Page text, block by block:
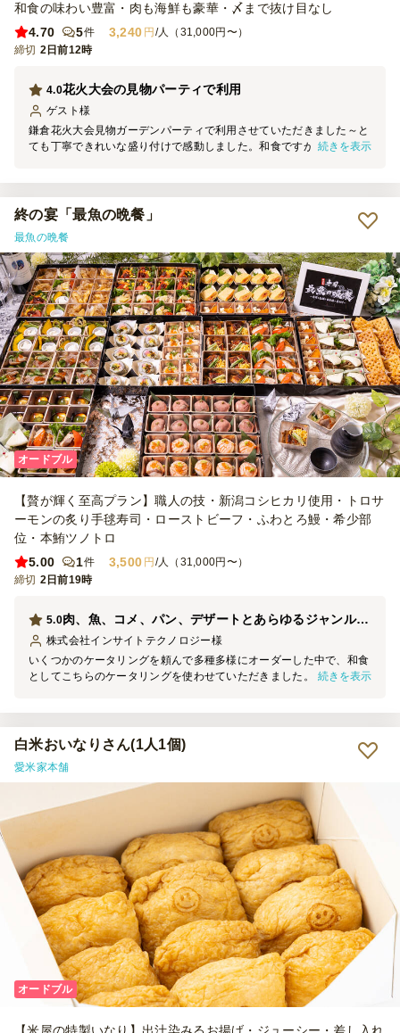
和食の味わい豊富・肉も海鮮も豪華・〆まで抜け目なし
4.70
5件 3,240 円 /人（31,000円〜）
締切 2日前12時
花火大会の見物パーティで利用
4.0
ゲスト 様
鎌倉花火大会見物ガーデンパーティで利用させていただきました～と
ても丁寧できれいな盛り付けで感動しました。和食ですが、肉や揚げ
など安心した対応でした。
続きを表示
終の宴「最魚の晩餐」
最魚の晩餐
オードブル
【贅が輝く至高プラン】職人の技・新潟コシヒカリ使用・トロサ
ーモンの炙り手毬寿司・ローストビーフ・ふわとろ鰻・希少部
位・本鮪ツノトロ
5.00
1件 3,500 円 /人（31,000円〜）
締切 2日前19時
肉、魚、コメ、パン、デザートとあらゆるジャンルを網羅したオードブルは満足度が高いです。
5.0
株式会社インサイトテクノロジー様
いくつかのケータリングを頼んで多種多様にオーダーした中で、和食
としてこちらのケータリングを使わせていただきました。 昨年は和
た！ ちょっと多いかな？という量を用意したのですが、どれもおい
しくあっという間になくなってしまいました。 事前に好き嫌いを聞
いていたので、お肉、魚、ご飯もの、デザートまで網羅しているこの
コースはとても評判でした！ そして華やかですね。 また来年利用し
続きを表示
白米おいなりさん(1人1個)
愛米家本舗
オードブル